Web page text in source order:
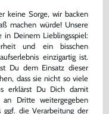
the Hedgehog 1
keine Sorge, wir backen
machen würde! Unsere
in Deinem Lieblingsspiel:
und ein bisschen
einzigartig ist.
Du dem Einsatz dieser
dass sie nicht so viele
erklärst Du Dich damit
Dritte weitergegeben
ggf. die Verarbeitung der